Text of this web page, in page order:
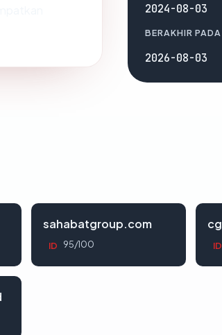
2024-08-03
BERAKHIR PADA
2026-08-03
sahabatgroup.com
ID 95/100 ID